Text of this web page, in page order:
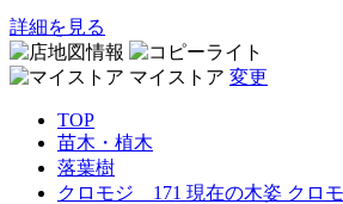
詳細を見る
マイストア 変更
TOP
苗木・植木
落葉樹
クロモジ 171 現在の木姿 クロ